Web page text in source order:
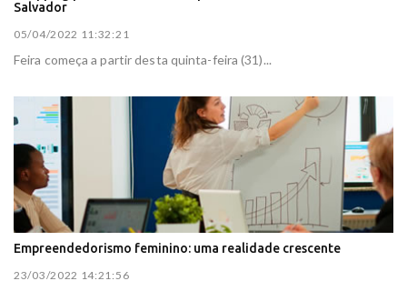
Salvador
05/04/2022 11:32:21
Feira começa a partir desta quinta-feira (31)...
Empreendedorismo feminino: uma realidade crescente
23/03/2022 14:21:56